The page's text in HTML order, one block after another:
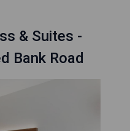
& Suites -
Bank Road